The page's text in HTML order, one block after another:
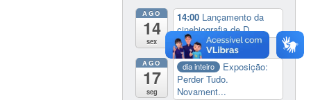
AGO
14
sex
14:00 Lançamento da
cinebiografia de D...
AGO
17
seg
dia inteiro
Exposição:
Perder Tudo.
Novament...